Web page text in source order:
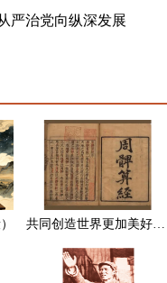
新征程建功新时代谱写新
严治党向纵深发展
共同创造世界更加美好的未来